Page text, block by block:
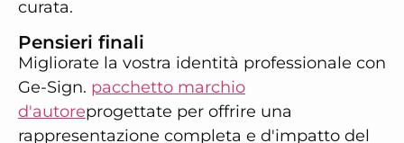
curata.
Pensieri finali
Migliorate la vostra identità professionale con
Ge-Sign. pacchetto marchio
d'autoreprogettate per offrire una
rappresentazione completa e d'impatto del